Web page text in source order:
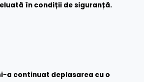
în condiții de siguranță.
a continuat deplasarea cu o